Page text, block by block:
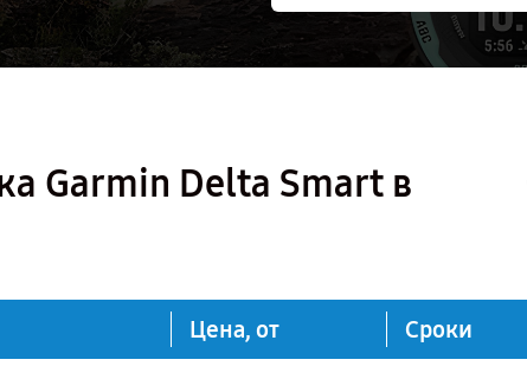
Garmin Delta Smart в
Цена, от Сроки